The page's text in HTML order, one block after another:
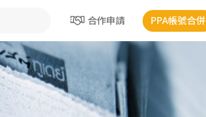
合作申請 PPA帳號合併